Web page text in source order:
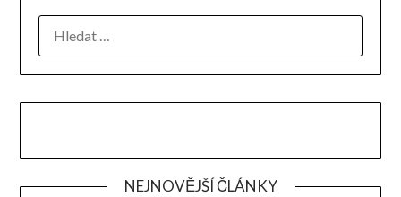
NEJNOVĚJŠÍ ČLÁNKY